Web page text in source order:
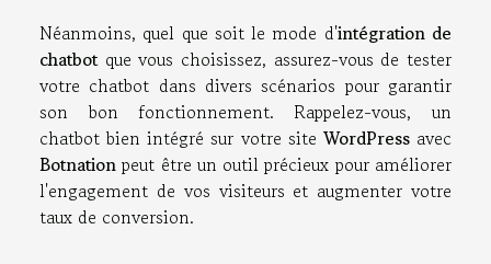
Néanmoins, quel que soit le mode d'intégration de
chatbotque vous choisissez, assurez-vous de tester
votre chatbot dans divers scénarios pour garantir
son bon fonctionnement. Rappelez-vous, un
chatbot bien intégré sur votre site WordPressavec
Botnation peut être un outil précieux pour améliorer
l'engagement de vos visiteurs et augmenter votre
taux de conversion.